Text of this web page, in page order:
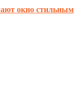
окно стильным